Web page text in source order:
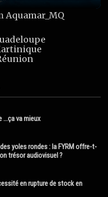
Aquamar_MQ
…ça va mieux
yoles rondes : la FYRM offre-t-
trésor audiovisuel ?
en rupture de stock en